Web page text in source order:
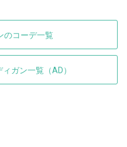
のコーデ一覧
ガン一覧（AD）